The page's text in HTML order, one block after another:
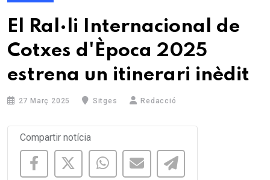
El Ral·li Internacional de
Cotxes d'Època 2025
estrena un itinerari inèdit
27 Març 2025 Sitges Redacció
Compartir notícia